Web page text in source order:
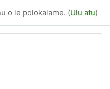
o le polokalame. (Ulu atu)